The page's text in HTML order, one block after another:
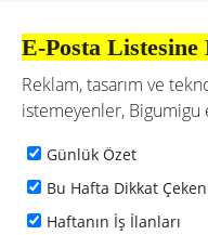
E-Posta Listesine
Reklam, tasarım ve
istemeyenler, Bigumigu
Günlük Özet
Bu Hafta Dikkat
Haftanın İş İlanları